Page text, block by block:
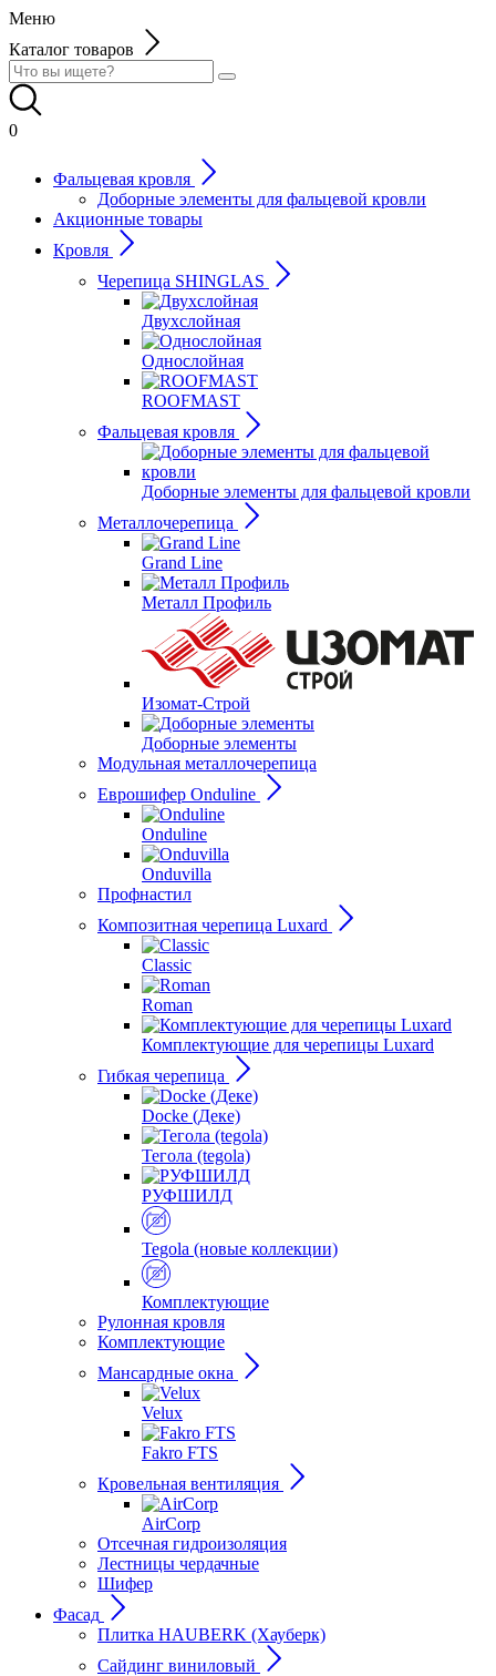
Меню
Каталог товаров
0
Фальцевая кровля
Доборные элементы для фальцевой кровли
Акционные товары
Кровля
Черепица SHINGLAS
Двухслойная
Однослойная
ROOFMAST
Фальцевая кровля
Доборные элементы для фальцевой кровли
Металлочерепица
Grand Line
Металл Профиль
Изомат-Строй
Доборные элементы
Модульная металлочерепица
Еврошифер Onduline
Onduline
Onduvilla
Профнастил
Композитная черепица Luxard
Сlassic
Roman
Комплектующие для черепицы Luxard
Гибкая черепица
Docke (Деке)
Тегола (tegola)
РУФШИЛД
Tegola (новые коллекции)
Комплектующие
Рулонная кровля
Комплектующие
Мансардные окна
Velux
Fakro FTS
Кровельная вентиляция
AirCorp
Отсечная гидроизоляция
Лестницы чердачные
Шифер
Фасад
Плитка HAUBERK (Хауберк)
Сайдинг виниловый